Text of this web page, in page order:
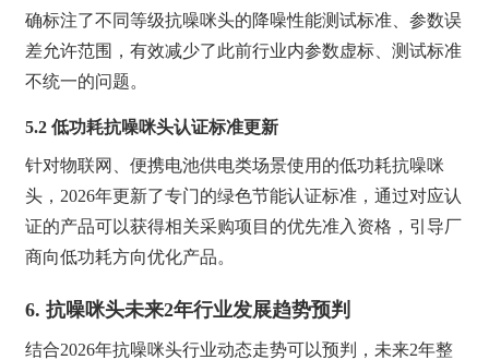
确标注了不同等级抗噪咪头的降噪性能测试标准、参数误
差允许范围，有效减少了此前行业内参数虚标、测试标准
不统一的问题。
5.2 低功耗抗噪咪头认证标准更新
针对物联网、便携电池供电类场景使用的低功耗抗噪咪
头，2026年更新了专门的绿色节能认证标准，通过对应认
证的产品可以获得相关采购项目的优先准入资格，引导厂
商向低功耗方向优化产品。
6. 抗噪咪头未来2年行业发展趋势预判
结合2026年抗噪咪头行业动态走势可以预判，未来2年整